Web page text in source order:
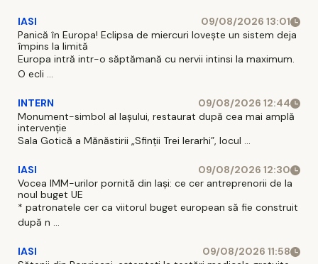
IASI
09/08/2026 13:01
Panică în Europa! Eclipsa de miercuri lovește un sistem deja
împins la limită
Europa intră intr-o săptămană cu nervii intinsi la maximum.
O ecli ...
INTERN
09/08/2026 12:44
Monument-simbol al Iaşului, restaurat după cea mai amplă
intervenţie
Sala Gotică a Mănăstirii „Sfinţii Trei Ierarhi”, locul ...
IASI
09/08/2026 12:30
Vocea IMM-urilor pornită din Iași: ce cer antreprenorii de la
noul buget UE
* patronatele cer ca viitorul buget european să fie construit
după n ...
IASI
09/08/2026 11:58